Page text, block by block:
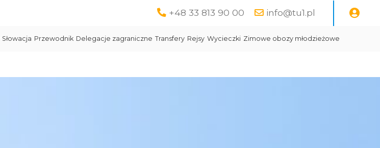
+48 33 813 90 00 info@tu1.pl
Słowacja Przewodnik Delegacje zagraniczne Transfery Rejsy Wycieczki Zimowe obozy młodzieżowe